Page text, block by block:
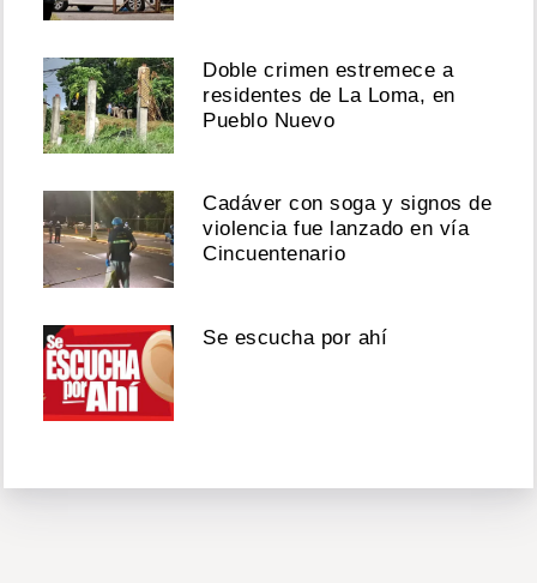
Doble crimen estremece a
residentes de La Loma, en
Pueblo Nuevo
Cadáver con soga y signos de
violencia fue lanzado en vía
Cincuentenario
Se escucha por ahí